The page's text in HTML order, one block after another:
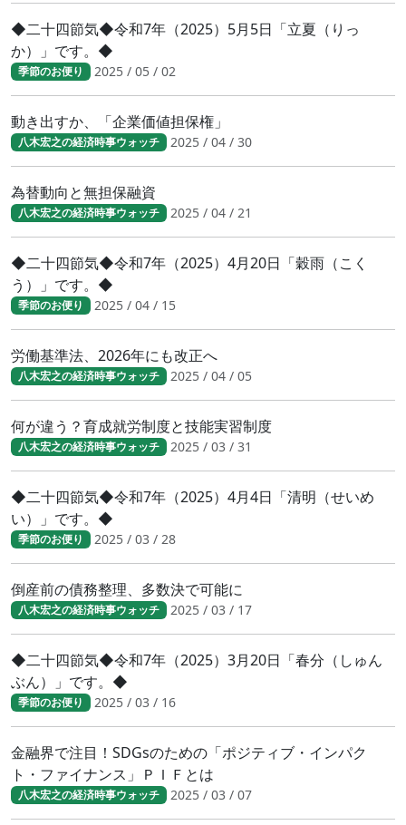
◆二十四節気◆令和7年（2025）5月5日「立夏（りっ
か）」です。◆
季節のお便り 2025 / 05 / 02
動き出すか、「企業価値担保権」
八木宏之の経済時事ウォッチ 2025 / 04 / 30
為替動向と無担保融資
八木宏之の経済時事ウォッチ 2025 / 04 / 21
◆二十四節気◆令和7年（2025）4月20日「穀雨（こく
う）」です。◆
季節のお便り 2025 / 04 / 15
労働基準法、2026年にも改正へ
八木宏之の経済時事ウォッチ 2025 / 04 / 05
何が違う？育成就労制度と技能実習制度
八木宏之の経済時事ウォッチ 2025 / 03 / 31
◆二十四節気◆令和7年（2025）4月4日「清明（せいめ
い）」です。◆
季節のお便り 2025 / 03 / 28
倒産前の債務整理、多数決で可能に
八木宏之の経済時事ウォッチ 2025 / 03 / 17
◆二十四節気◆令和7年（2025）3月20日「春分（しゅん
ぶん）」です。◆
季節のお便り 2025 / 03 / 16
金融界で注目！SDGsのための「ポジティブ・インパク
ト・ファイナンス」ＰＩＦとは
八木宏之の経済時事ウォッチ 2025 / 03 / 07